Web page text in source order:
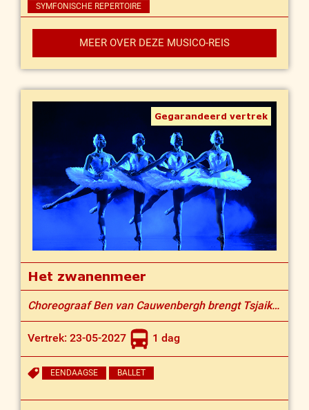
SYMFONISCHE REPERTOIRE
MEER OVER DEZE MUSICO-REIS
Gegarandeerd vertrek
Het zwanenmeer
Choreograaf Ben van Cauwenbergh brengt Tsjaikovski's sprookje weer tot leven
Vertrek: 23-05-2027 1 dag
EENDAAGSE BALLET